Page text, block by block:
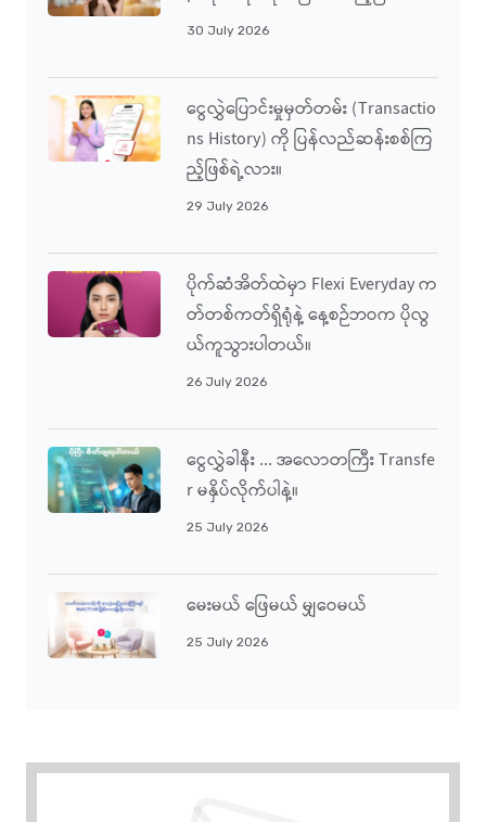
30 July 2026
ငွေလွှဲပြောင်းမှုမှတ်တမ်း (Transactio
Ns History) ကို ပြန်လည်ဆန်းစစ်ကြ
ည့်ဖြစ်ရဲ့လား။
29 July 2026
ပိုက်ဆံအိတ်ထဲမှာ Flexi Everyday က
တ်တစ်ကတ်ရှိရုံနဲ့ နေ့စဉ်ဘဝက ပိုလွ
ယ်ကူသွားပါတယ်။
26 July 2026
ငွေလွှဲခါနီး ... အလောတကြီး Transfe
R မနှိပ်လိုက်ပါနဲ့။
25 July 2026
မေးမယ် ဖြေမယ် မျှဝေမယ်
25 July 2026